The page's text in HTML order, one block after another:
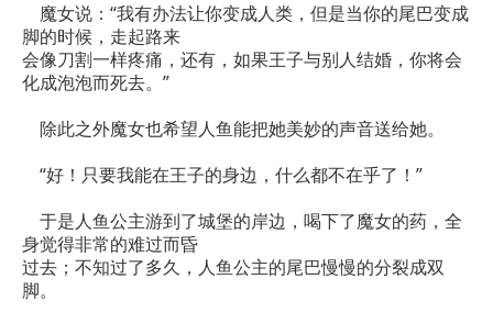
魔女说：“我有办法让你变成人类，但是当你的尾巴变成
脚的时候，走起路来
会像刀割一样疼痛，还有，如果王子与别人结婚，你将会
化成泡泡而死去。”
除此之外魔女也希望人鱼能把她美妙的声音送给她。
“好！只要我能在王子的身边，什么都不在乎了！”
于是人鱼公主游到了城堡的岸边，喝下了魔女的药，全
身觉得非常的难过而昏
过去；不知过了多久，人鱼公主的尾巴慢慢的分裂成双
脚。